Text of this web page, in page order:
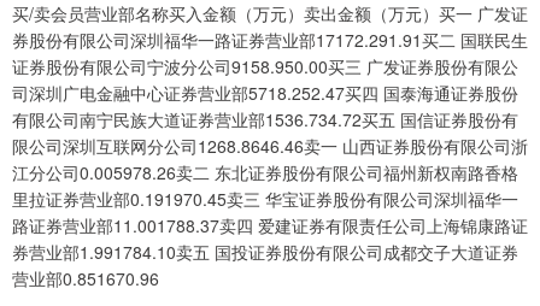
买/卖会员营业部名称买入金额（万元）卖出金额（万元）买一 广发证
券股份有限公司深圳福华一路证券营业部17172.291.91买二 国联民生
证券股份有限公司宁波分公司9158.950.00买三 广发证券股份有限公
司深圳广电金融中心证券营业部5718.252.47买四 国泰海通证券股份
有限公司南宁民族大道证券营业部1536.734.72买五 国信证券股份有
限公司深圳互联网分公司1268.8646.46卖一 山西证券股份有限公司浙
江分公司0.005978.26卖二 东北证券股份有限公司福州新权南路香格
里拉证券营业部0.191970.45卖三 华宝证券股份有限公司深圳福华一
路证券营业部11.001788.37卖四 爱建证券有限责任公司上海锦康路证
券营业部1.991784.10卖五 国投证券股份有限公司成都交子大道证券
营业部0.851670.96